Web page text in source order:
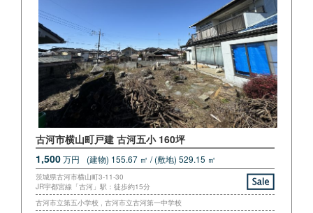
古河市横山町戸建 古河五小 160坪
1,500万円 (建物) 155.67 ㎡ / (敷地) 529.15 ㎡
茨城県古河市横山町3-11-30
JR宇都宮線「古河」駅：徒歩約15分
古河市立第五小学校 , 古河市立古河第一中学校